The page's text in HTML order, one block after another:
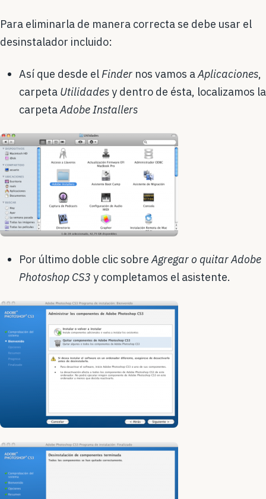
Para eliminarla de manera correcta se debe usar el
desinstalador incluido:
Así que desde elFinder nos vamos aAplicaciones,
carpeta Utilidadesy dentro de ésta, localizamos la
carpetaAdobe Installers
Por último doble clic sobreAgregar o quitar Adobe
Photoshop CS3 y completamos el asistente.